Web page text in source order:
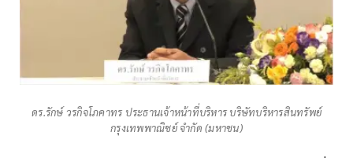
ดร.รักษ์ วรกิจโภคาทร ประธานเจ้าหน้าที่บริหาร บริษัทบริหารสินทรัพย์
กรุงเทพพาณิชย์ จำกัด (มหาชน)